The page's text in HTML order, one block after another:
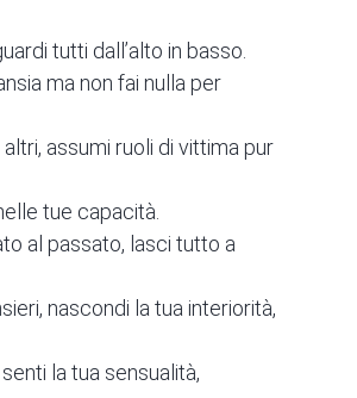
tutti dall’alto in basso.
ma non fai nulla per
assumi ruoli di vittima pur
tue capacità.
al passato, lasci tutto a
nascondi la tua interiorità,
la tua sensualità,